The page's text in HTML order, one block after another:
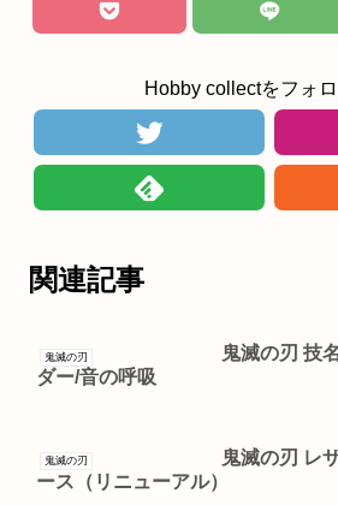
Hobby collectをフォ
関連記事
鬼滅の刃
鬼滅の刃 技
ダー/音の呼吸
鬼滅の刃
鬼滅の刃 レ
ース（リニューアル）